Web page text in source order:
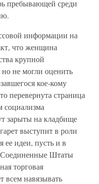
пребывающей среди
информации на
что женщина
крупной
но не могли оценить
кое-кому
перевернута страница
социализма
зарыты на кладбище
выступит в роли
ее идеи, пусть и в
Штаты
торговая
всем навязывать